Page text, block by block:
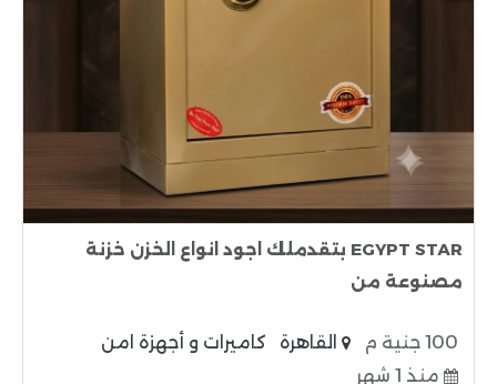
EGYPT STAR بتقدملك اجود انواع الخزن خزنة
مصنوعة من
100 جنية م القاهرة
كاميرات و أجهزة امن
منذ 1 شهر